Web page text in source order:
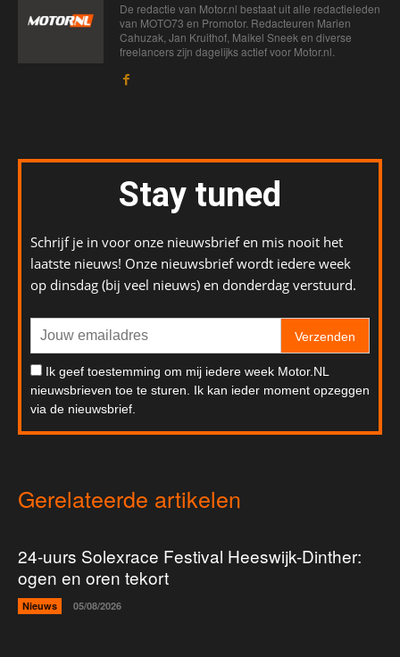
De redactie van Motor.nl bestaat uit alle redactieleden
van MOTO73 en Promotor. Redacteuren Marien
Cahuzak, Jan Kruithof, Maikel Sneek en diverse
freelancers zijn dagelijks actief voor Motor.nl.
Stay tuned
Schrijf je in voor onze nieuwsbrief en mis nooit het
laatste nieuws! Onze nieuwsbrief wordt iedere week
op dinsdag (bij veel nieuws) en donderdag verstuurd.
Verzenden
Ik geef toestemming om mij iedere week Motor.NL
nieuwsbrieven toe te sturen. Ik kan ieder moment opzeggen
via de nieuwsbrief.
Gerelateerde artikelen
24-uurs Solexrace Festival Heeswijk-Dinther:
ogen en oren tekort
Nieuws 05/08/2026